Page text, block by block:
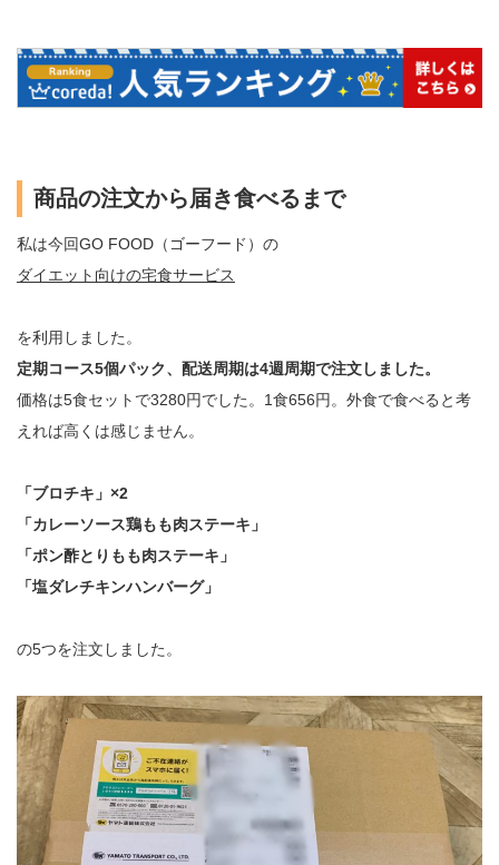
商品の注文から届き食べるまで
私は今回GO FOOD（ゴーフード）の
ダイエット向けの宅食サービス
を利用しました。
定期コース5個パック、配送周期は4週周期で注文しました。
価格は5食セットで3280円でした。1食656円。外食で食べると考
えれば高くは感じません。
「ブロチキ」×2
「カレーソース鶏もも肉ステーキ」
「ポン酢とりもも肉ステーキ」
「塩ダレチキンハンバーグ」
の5つを注文しました。